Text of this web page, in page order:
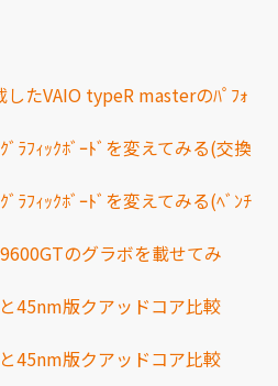
したVAIO typeR masterのﾊﾟﾌｫ
ﾗﾌｨｯｸﾎﾞｰﾄﾞを変えてみる(交換
ﾗﾌｨｯｸﾎﾞｰﾄﾞを変えてみる(ﾍﾞﾝﾁ
のグラボを載せてみ
45nm版クアッドコア比較
45nm版クアッドコア比較